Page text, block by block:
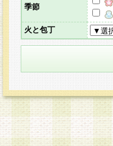
季節
火と包丁